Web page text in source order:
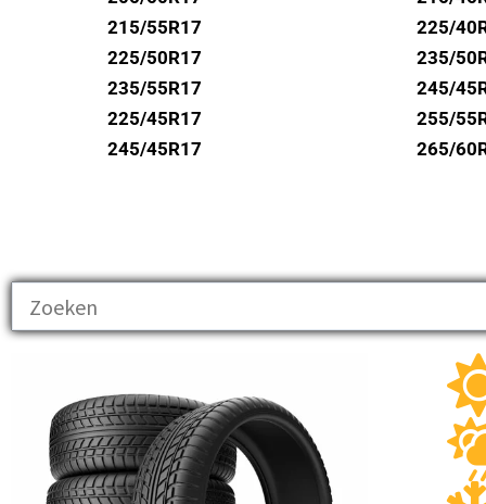
UNIROYAL
VREDESTEIN
WANLI
WESTLAKE
215/55R17
225/50R17
235/55R17
225/45R17
245/45R17
225/
235/
245/
255/
265/